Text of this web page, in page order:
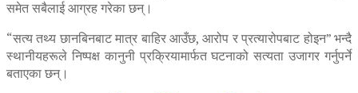
समेत सबैलाई आग्रह गरेका छन्।
“सत्य तथ्य छानबिनबाट मात्र बाहिर आउँछ, आरोप र प्रत्यारोपबाट होइन” भन्दै
स्थानीयहरूले निष्पक्ष कानुनी प्रक्रियामार्फत घटनाको सत्यता उजागर गर्नुपर्ने
बताएका छन्।